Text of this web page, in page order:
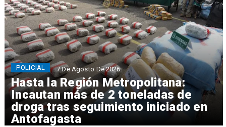
Hasta la Región Metropolitana:
Incautan más de 2 toneladas de
droga tras seguimiento iniciado en
Antofagasta
POLICIAL 7 De Agosto De 2026